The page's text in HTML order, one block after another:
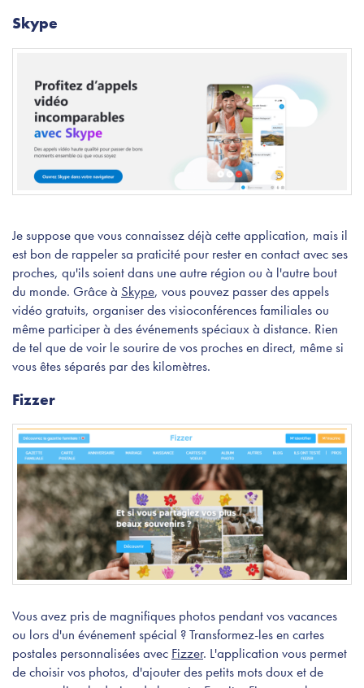
Skype
Je suppose que vous connaissez déjà cette application, mais il
est bon de rappeler sa praticité pour rester en contact avec ses
proches, qu'ils soient dans une autre région ou à l'autre bout
du monde. Grâce à Skype, vous pouvez passer des appels
vidéo gratuits, organiser des visioconférences familiales ou
même participer à des événements spéciaux à distance. Rien
de tel que de voir le sourire de vos proches en direct, même si
vous êtes séparés par des kilomètres.
Fizzer
Vous avez pris de magnifiques photos pendant vos vacances
ou lors d'un événement spécial ? Transformez-les en cartes
postales personnalisées avec Fizzer. L'application vous permet
de choisir vos photos, d'ajouter des petits mots doux et de